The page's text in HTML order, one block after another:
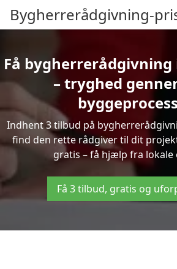
Bygherrerådgivning-
Få
– tryghed
Indhent 3 tilbud på
find den rette rådgiver til dit
gratis – få hjælp fra lokale
Få 3 tilbud, gratis og